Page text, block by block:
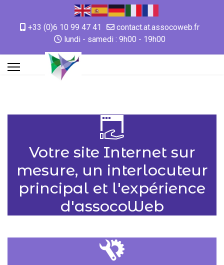
+33 (0)6 10 99 47 41
contact.at.assocoweb.fr
lundi - samedi : 9h00 - 19h00
Votre site Internet sur
mesure, un interlocuteur
principal et l'expérience
d'assocoWeb